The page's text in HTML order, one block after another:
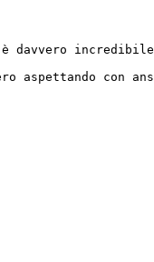
è davvero
aspettando con